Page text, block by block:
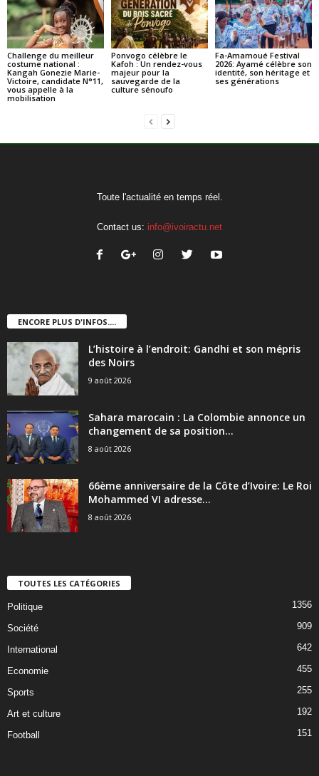
Challenge du meilleur
costume national :
Kangah Gonezie Marie-
Victoire, candidate N°11,
vous appelle à la
mobilisation
Ponvogo célèbre le
Kafoh : Un rendez-vous
majeur pour la
sauvegarde de la
culture sénoufo
Fa-Amamoué Festival
2026: Ayamé célèbre son
identité, son héritage et
ses générations
Toute l'actualité en temps réel.
Contact us: info@ivoiractu.net
ENCORE PLUS D'INFOS....
L’histoire à l’endroit: Gandhi et son mépris
des Noirs
9 août 2026
Sahara marocain : La Colombie annonce un
changement de sa position...
8 août 2026
66ème anniversaire de la Côte d’Ivoire: Le Roi
Mohammed VI adresse...
8 août 2026
TOUTES LES CATÉGORIES
Politique 1356
Société 909
International 642
Economie 455
Sports 255
Art et culture 192
Football 151